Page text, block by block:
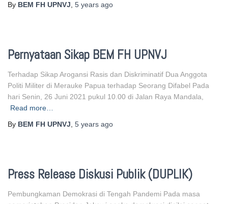
By BEM FH UPNVJ 5 years ago
Pernyataan Sikap BEM FH UPNVJ
Terhadap Sikap Arogansi Rasis dan Diskriminatif Dua Anggota
Politi Militer di Merauke Papua terhadap Seorang Difabel Pada
hari Senin, 26 Juni 2021 pukul 10.00 di Jalan Raya Mandala,
Read more…
By BEM FH UPNVJ 5 years ago
Press Release Diskusi Publik (DUPLIK)
Pembungkaman Demokrasi di Tengah Pandemi Pada masa